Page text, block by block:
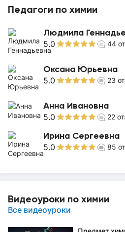
Педагоги по химии
Людмила
5.0 44
Оксана Юрьевна
5.0 23
Анна Ивановна
5.0 22
Ирина Сергеевна
5.0 85
Видеоуроки по химии
Все видеоуроки